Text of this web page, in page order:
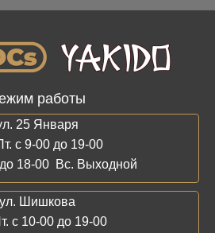
работы
25 Января
с 9-00 до 19-00
18-00 Вс. Выходной
ул. Шишкова
с 10-00 до 19-00